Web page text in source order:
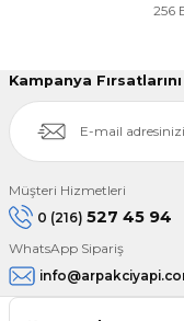
256
Kampanya Fırsatlarını
Müşteri Hizmetleri
0 (216) 527 45 94
WhatsApp Sipariş